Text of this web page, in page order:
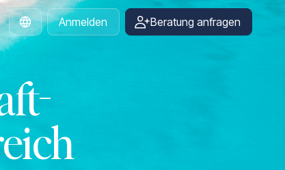
German
Anmelden Beratung anfragen